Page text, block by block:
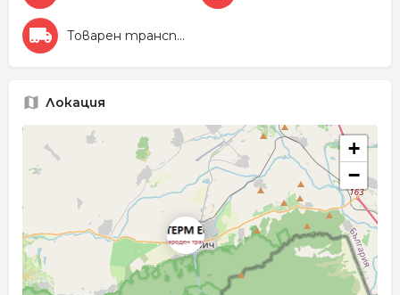
Товарен транспорт и спедиция
Локация
+
−